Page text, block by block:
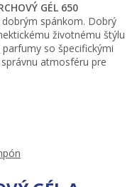
GÉL 650
spánkom. Dobrý
životnému štýlu
so špecifickými
atmosféru pre